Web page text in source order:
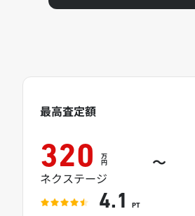
最高査定額
320 万
円 ～
ネクステージ
4.1 PT